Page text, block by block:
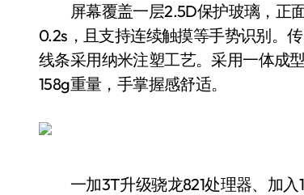
屏幕覆盖一层2.5D保护玻璃，正面
0.2s，且支持连续触摸等手势识别。
线条采用纳米注塑工艺。采用一体成
158g重量，手掌握感舒适。
一加3T升级骁龙821处理器、加入